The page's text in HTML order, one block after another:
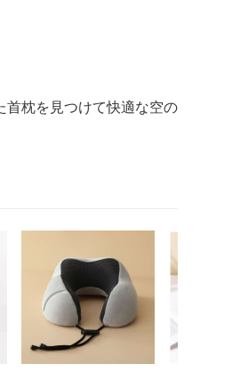
枕を見つけて快適な空の